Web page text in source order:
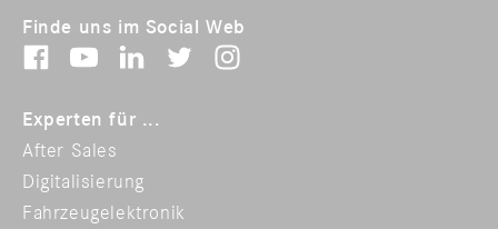
Finde uns im Social Web
Experten für ...
After Sales
Digitalisierung
Fahrzeugelektronik